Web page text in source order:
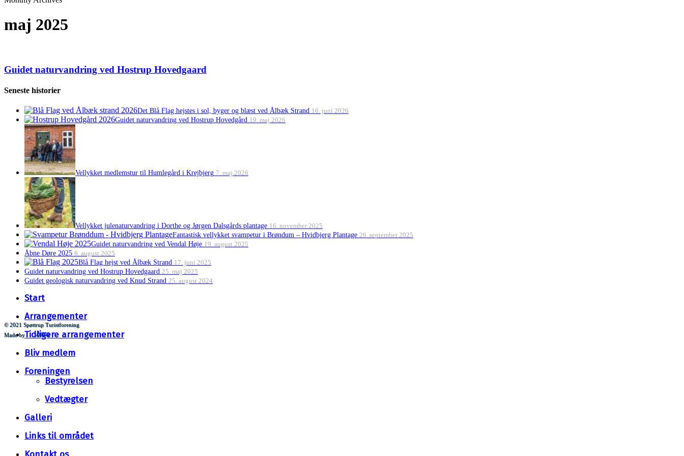
maj 2025
ved
Hostrup
Hovedgaard
Guidet naturvandring ved Hostrup Hovedgaard
Seneste historier
Det Blå Flag hejstes i sol, byger og blæst ved Ålbæk Strand 16. juni 2026
Guidet naturvandring ved Hostrup Hovedgård 19. maj 2026
Vellykket medlemstur til Humlegård i Krejbjerg 7. maj 2026
Vellykket julenaturvandring i Dorthe og Jørgen Dalsgårds plantage 16. november 2025
Fantastisk vellykket svampetur i Brøndum – Hvidbjerg Plantage 26. september 2025
Guidet naturvandring ved Vendal Høje 19. august 2025
Åbne Døre 2025 6. august 2025
Blå Flag hejst ved Ålbæk Strand 17. juni 2025
Guidet naturvandring ved Hostrup Hovedgaard 25. maj 2025
Guidet geologisk naturvandring ved Knud Strand 25. august 2024
Close
© 2021 Spøttrup Turistforening
Made by
Artco
Start
Arrangementer
Tidligere arrangementer
Bliv medlem
Foreningen
Bestyrelsen
Vedtægter
Galleri
Links til området